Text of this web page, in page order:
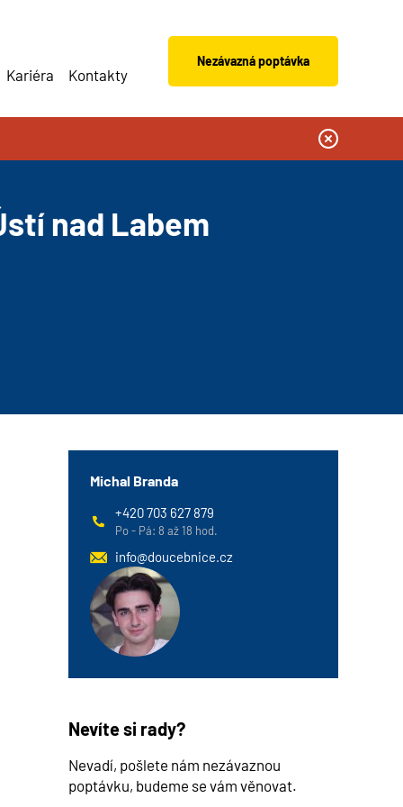
Kariéra Kontakty
Nezávazná poptávka
nad Labem
Michal Branda
+420 703 627 879
Po - Pá: 8 až 18 hod.
info@doucebnice.cz
Nevíte si rady?
Nevadí, pošlete nám nezávaznou
poptávku, budeme se vám věnovat.